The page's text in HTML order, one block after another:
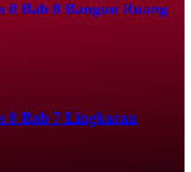
8 Bab 8 Bangun Ruang
8 Bab 7 Lingkaran